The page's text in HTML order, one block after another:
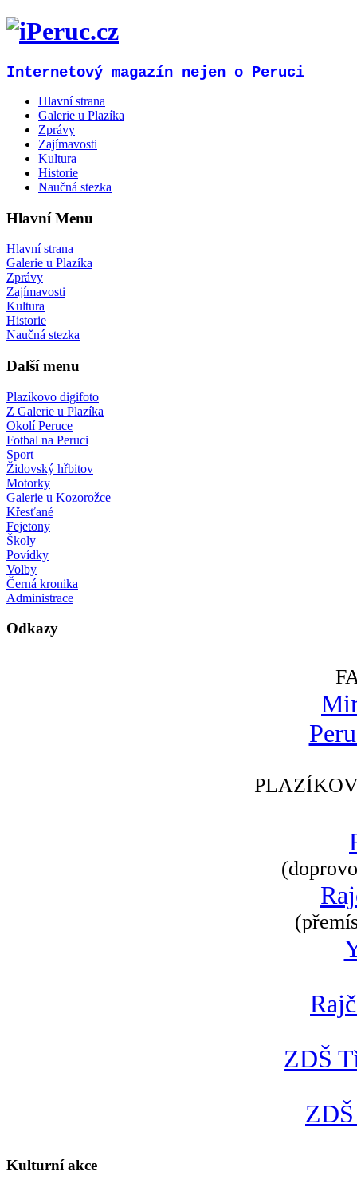
Internetový magazín nejen o Peruci
Hlavní strana
Galerie u Plazíka
Zprávy
Zajímavosti
Kultura
Historie
Naučná stezka
Hlavní Menu
Hlavní strana
Galerie u Plazíka
Zprávy
Zajímavosti
Kultura
Historie
Naučná stezka
Další menu
Plazíkovo digifoto
Z Galerie u Plazíka
Okolí Peruce
Fotbal na Peruci
Sport
Židovský hřbitov
Motorky
Galerie u Kozorožce
Křesťané
Fejetony
Školy
Povídky
Volby
Černá kronika
Administrace
Odkazy
ZDŠ
Kulturní akce